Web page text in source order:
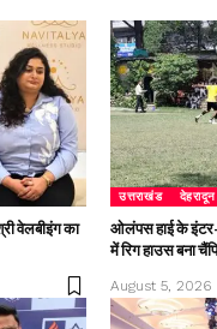
वेलबीइंग का
उत्तराखंड देहरादून
ओलंपस हाई के इंटर-
में रिग हाउस बना
August 5, 2026